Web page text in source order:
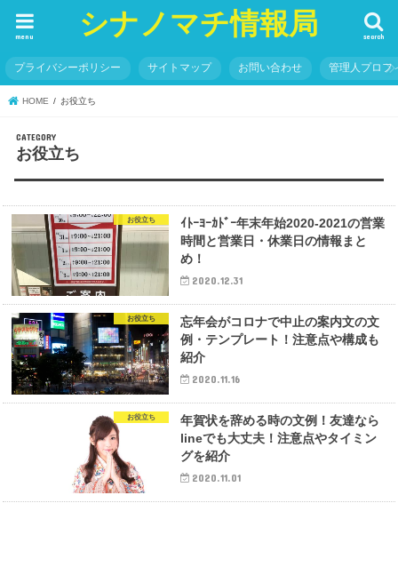
シナノマチ情報局 search
menu
プライバシーポリシー サイトマップ お問い合わせ 管理人プロフ
HOME お役立ち
お役立ち
お役立ち
ｲﾄｰﾖｰｶﾄﾞｰ年末年始2020-2021の営業
時間と営業日・休業日の情報まと
め！
2020.12.31
お役立ち
忘年会がコロナで中止の案内文の文
例・テンプレート！注意点や構成も
紹介
2020.11.16
お役立ち
年賀状を辞める時の文例！友達なら
lineでも大丈夫！注意点やタイミン
グを紹介
2020.11.01